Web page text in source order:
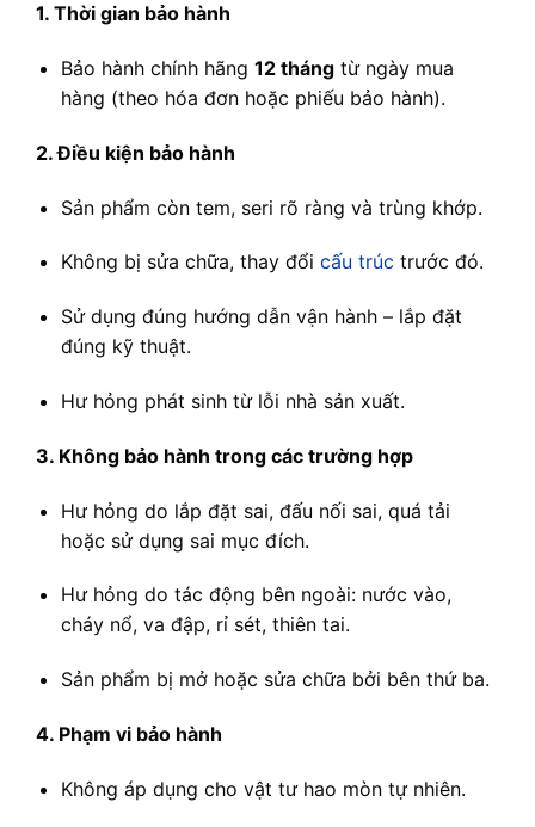
1. Thời gian bảo hành
Bảo hành chính hãng 12 thángtừ ngày mua
hàng (theo hóa đơn hoặc phiếu bảo hành).
2. Điều kiện bảo hành
Sản phẩm còn tem, seri rõ ràng và trùng khớp.
Không bị sửa chữa, thay đổi cấu trúc trước đó.
Sử dụng đúng hướng dẫn vận hành – lắp đặt
đúng kỹ thuật.
Hư hỏng phát sinh từ lỗi nhà sản xuất.
3. Không bảo hành trong các trường hợp
Hư hỏng do lắp đặt sai, đấu nối sai, quá tải
hoặc sử dụng sai mục đích.
Hư hỏng do tác động bên ngoài: nước vào,
cháy nổ, va đập, rỉ sét, thiên tai.
Sản phẩm bị mở hoặc sửa chữa bởi bên thứ ba.
4. Phạm vi bảo hành
Không áp dụng cho vật tư hao mòn tự nhiên.